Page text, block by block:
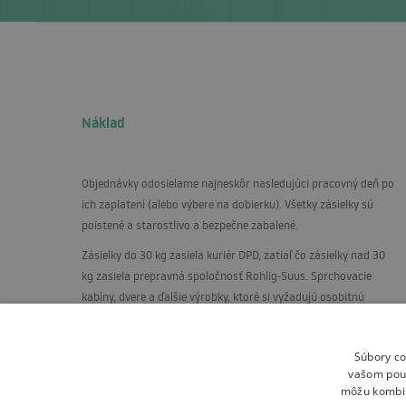
Náklad
Objednávky odosielame najneskôr nasledujúci pracovný deň po
ich zaplatení (alebo výbere na dobierku). Všetky zásielky sú
poistené a starostlivo a bezpečne zabalené.
Zásielky do 30 kg zasiela kuriér DPD, zatiaľ čo zásielky nad 30
kg zasiela prepravná spoločnosť Rohlig-Suus. Sprchovacie
kabíny, dvere a ďalšie výrobky, ktoré si vyžadujú osobitnú
Súbory
vašom
môžu